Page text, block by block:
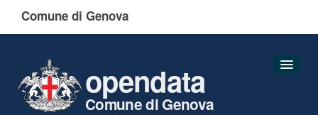
Comune di Genova
opendata
Comune di Genova